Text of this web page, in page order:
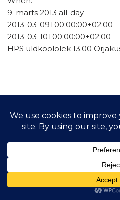
9. märts 2013 all-day
2013-03-09T00:00:00+02:00
2013-03-10T00:00:00+02:00
HPS üldkoololek 13.00
© 2021 Hiiu